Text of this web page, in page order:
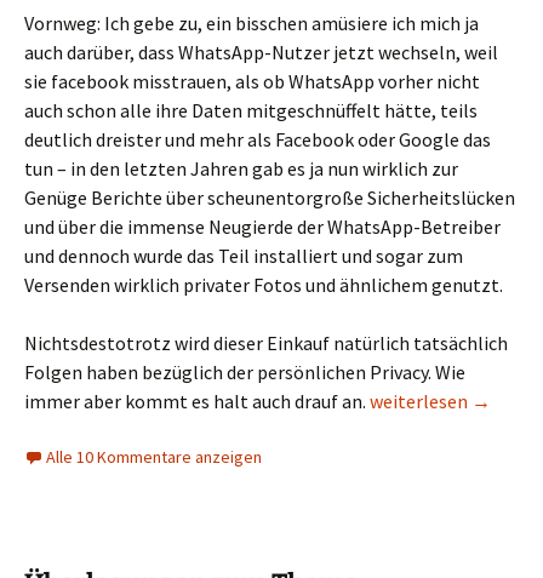
Vornweg: Ich gebe zu, ein bisschen amüsiere ich mich ja
auch darüber, dass WhatsApp-Nutzer jetzt wechseln, weil
sie facebook misstrauen, als ob WhatsApp vorher nicht
auch schon alle ihre Daten mitgeschnüffelt hätte, teils
deutlich dreister und mehr als Facebook oder Google das
tun – in den letzten Jahren gab es ja nun wirklich zur
Genüge Berichte über scheunentorgroße Sicherheitslücken
und über die immense Neugierde der WhatsApp-Betreiber
und dennoch wurde das Teil installiert und sogar zum
Versenden wirklich privater Fotos und ähnlichem genutzt.
Nichtsdestotrotz wird dieser Einkauf natürlich tatsächlich
Folgen haben bezüglich der persönlichen Privacy. Wie
immer aber kommt es halt auch drauf an. Shooting
weiterlesen →
Alle 10 Kommentare anzeigen